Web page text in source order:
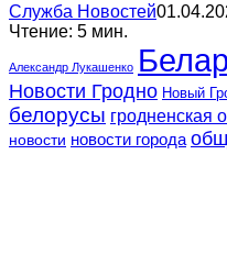
Служба Новостей
Чтение: 5 мин.
Александр Лукашенко
Новости Гродно Новый
белорусы гродненская
новости новости города